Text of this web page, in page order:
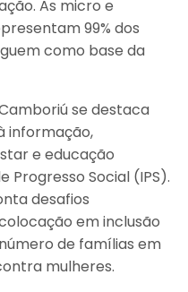
As micro e
99% dos
como base da
se destaca
informação,
e educação
Progresso Social (IPS).
desafios
em inclusão
de famílias em
mulheres.